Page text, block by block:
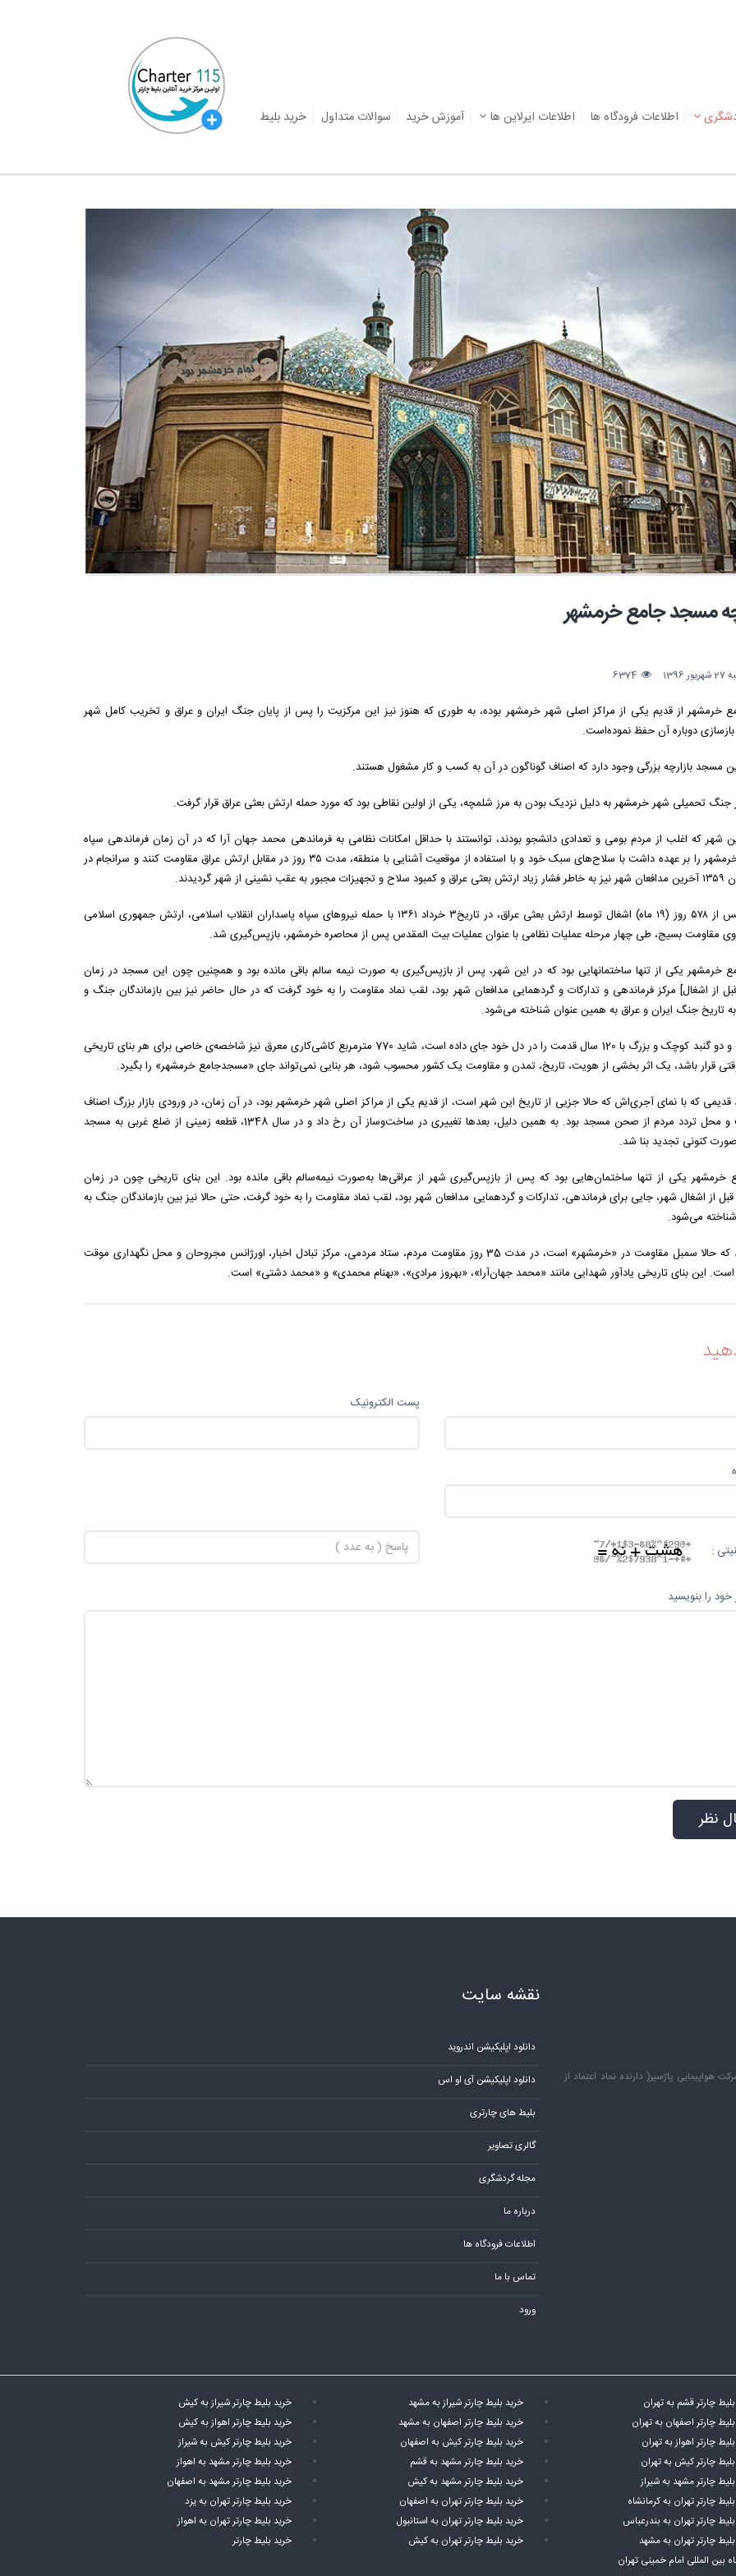
اطلاعات فرودگاه ها اطلاعات ایرلاین ها آموزش خرید سوالات متداول
خرید بلیط
مسجد جامع خرمشهر
1396
6374
خرمشهر از قدیم یکی از مراکز اصلی شهر خرمشهر بوده، به طوری که هنوز نیز این مرکزیت را پس از پایان جنگ ایران و عراق و تخریب کامل شهر
دوباره آن حفظ نموده‌است.
مسجد بازارچه بزرگی وجود دارد که اصناف گوناگون در آن به کسب و کار مشغول هستند.
جنگ تحمیلی شهر خرمشهر به دلیل نزدیک بودن به مرز شلمچه، یکی از اولین نقاطی بود که مورد حمله ارتش بعثی عراق قرار گرفت.
شهر که اغلب از مردم بومی و تعدادی دانشجو بودند، توانستند با حداقل امکانات نظامی به فرماندهی محمد جهان آرا که در آن زمان فرماندهی سپاه
پاسداران خرمشهر را بر عهده داشت با سلاح‌های سبک خود و با استفاده از موقعیت آشنایی با منطقه، مدت ۳۵ روز در مقابل ارتش عراق مقاومت کنند و سرانجام در
خرمشهر پس از ۵۷۸ روز (۱۹ ماه) اشغال توسط ارتش بعثی عراق، در تاریخ۳ خرداد ۱۳۶۱ با حمله نیروهای سپاه پاسداران انقلاب اسلامی، ارتش جمهوری اسلامی
مقاومت بسیج، طی چهار مرحله عملیات نظامی با عنوان عملیات بیت المقدس پس از محاصره خرمشهر، بازپس‌گیری شد.
خرمشهر یکی از تنها ساختمانهایی بود که در این شهر، پس از بازپس‌گیری به صورت نیمه سالم باقی مانده بود و همچنین چون این مسجد در زمان
از اشغال] مرکز فرماندهی و تدارکات و گردهمایی مدافعان شهر بود، لقب نماد مقاومت را به خود گرفت که در حال حاضر نیز بین بازماندگان جنگ و
به تاریخ جنگ ایران و عراق به همین عنوان شناخته می‌شود.
دو گلدسته و دو گنبد کوچک و بزرگ با 120 سال قدمت را در دل خود جای داده است، شاید 770 مترمربع کاشی‌کاری معرق نیز شاخصه‌ی خاصی برای هر بنای تاریخی
وقتی قرار باشد، یک اثر بخشی از هویت، تاریخ،‌ تمدن و مقاومت یک کشور محسوب شود، هر بنایی نمی‌تواند جای «مسجدجامع خرمشهر» را بگیرد.
که با نمای آجری‌اش که حالا جزیی از تاریخ این شهر است، از قدیم یکی از مراکز اصلی شهر خرمشهر بود، در آن زمان، در ورودی بازار بزرگ اصناف
قرار داشت و محل تردد مردم از صحن مسجد بود. به همین دلیل، بعدها تغییری در ساخت‌وساز آن رخ داد و در سال 1348، قطعه زمینی از ضلع غربی به مسجد
کنونی تجدید بنا شد.
یکی از تنها ساختمان‌هایی بود که پس از بازپس‌گیری شهر از عراقی‌ها به‌صورت نیمه‌سالم باقی مانده بود. این بنای تاریخی چون در زمان
از اشغال شهر، جایی برای فرماندهی،‌ تدارکات و گردهمایی مدافعان شهر بود، لقب نماد مقاومت را به خود گرفت، حتی حالا نیز بین بازماندگان جنگ به
می‌شود.
این مسجد که حالا سمبل مقاومت در «خرمشهر» است، در مدت 35 روز مقاومت مردم، ستاد مردمی، مرکز تبادل اخبار، اورژانس مجروحان و محل نگهداری موقت
است. این بنای تاریخی یادآور شهدایی مانند «محمد جهان‌آرا»، «بهروز مرادی»، «بهنام محمدی» و «محمد دشتی» است.
پست الکترونیک
:
را بنویسید
پاژسیر( دارنده نماد اعتماد از
نقشه سایت
دانلود اپلیکیشن اندروید
دانلود اپلیکیشن آی او اس
بلیط های چارتری
گالری تصاویر
مجله گردشگری
درباره ما
اطلاعات فرودگاه ها
تماس با ما
ورود
چارتر قشم به تهران خرید بلیط چارتر شیراز به مشهد
خرید بلیط چارتر شیراز به کیش
چارتر اصفهان به تهران خرید بلیط چارتر اصفهان به مشهد
خرید بلیط چارتر اهواز به کیش
چارتر اهواز به تهران خرید بلیط چارتر کیش به اصفهان
خرید بلیط چارتر کیش به شیراز
چارتر کیش به تهران خرید بلیط چارتر مشهد به قشم
خرید بلیط چارتر مشهد به اهواز
چارتر مشهد به شیراز خرید بلیط چارتر مشهد به کیش
خرید بلیط چارتر مشهد به اصفهان
چارتر تهران به کرمانشاه خرید بلیط چارتر تهران به اصفهان
خرید بلیط چارتر تهران به یزد
چارتر تهران به بندرعباس خرید بلیط چارتر تهران به استانبول
خرید بلیط چارتر تهران به اهواز
چارتر تهران به مشهد خرید بلیط چارتر تهران به کیش
خرید بلیط چارتر
بین المللی امام خمینی تهران